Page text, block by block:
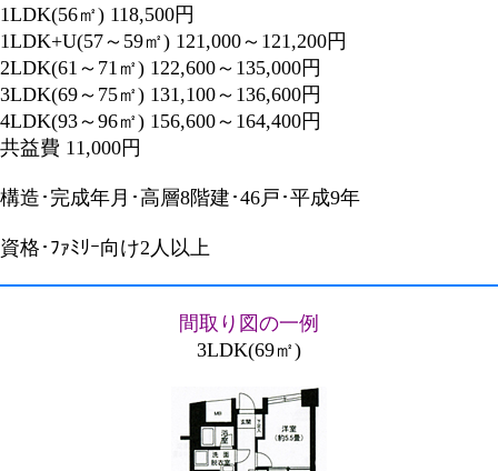
1LDK(56㎡) 118,500円
1LDK+U(57～59㎡) 121,000～121,200円
2LDK(61～71㎡) 122,600～135,000円
3LDK(69～75㎡) 131,100～136,600円
4LDK(93～96㎡) 156,600～164,400円
共益費 11,000円
構造･完成年月･高層8階建･46戸･平成9年
資格･ﾌｧﾐﾘｰ向け2人以上
間取り図の一例
3LDK(69㎡)